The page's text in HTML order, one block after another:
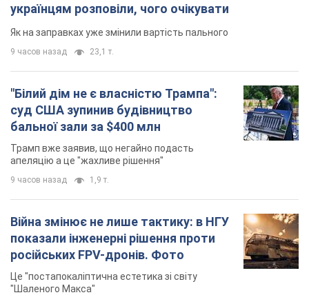
українцям розповіли, чого очікувати
Як на заправках уже змінили вартість пального
9 часов назад 23,1 т.
"Білий дім не є власністю Трампа":
суд США зупинив будівництво
бальної зали за $400 млн
Трамп вже заявив, що негайно подасть
апеляцію а це "жахливе рішення"
9 часов назад 1,9 т.
Війна змінює не лише тактику: в НГУ
показали інженерні рішення проти
російських FPV-дронів. Фото
Це "постапокаліптична естетика зі світу
"Шаленого Макса"